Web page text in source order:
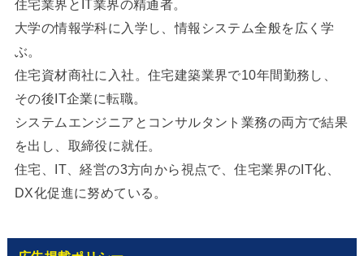
住宅業界とIT業界の精通者。
大学の情報学科に入学し、情報システム全般を広く学
ぶ。
住宅資材商社に入社。住宅建築業界で10年間勤務し、
その後IT企業に転職。
システムエンジニアとコンサルタント業務の両方で結果
を出し、取締役に就任。
住宅、IT、経営の3方向から視点で、住宅業界のIT化、
DX化促進に努めている。